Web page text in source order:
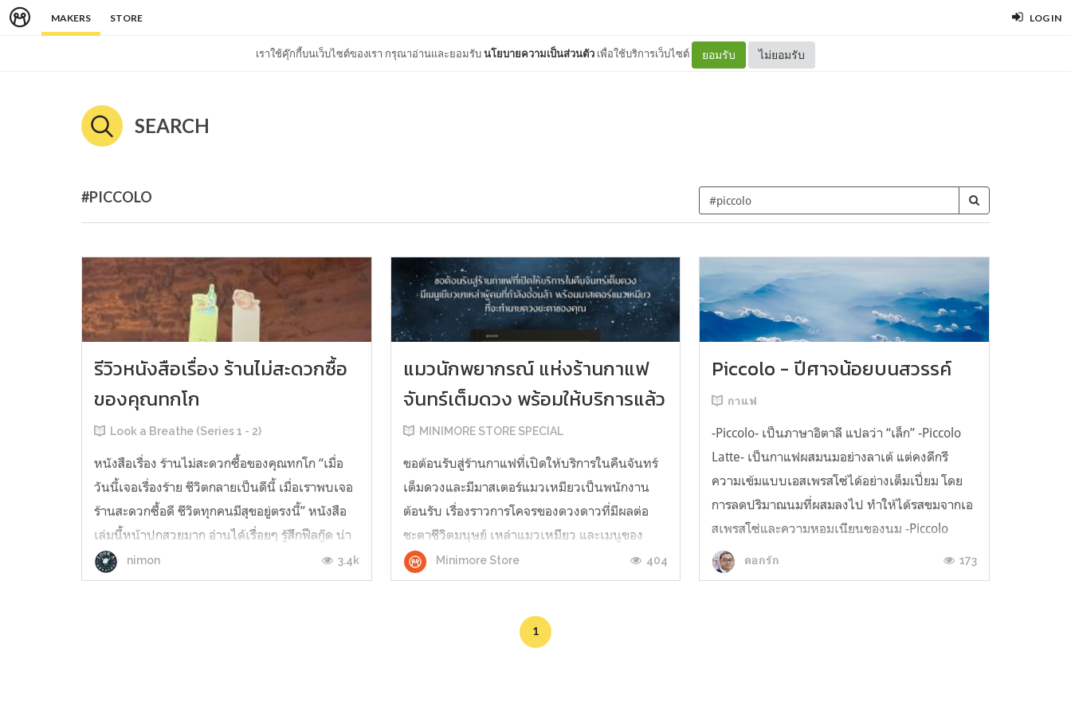
MAKERS STORE LOG IN
เราใช้คุ๊กกี้บนเว็บไซต์ของเรา กรุณาอ่านและยอมรับนโยบายความเป็นส่วนตัว เพื่อใช้บริการเว็บไซต์ ยอมรับ ไม่ยอมรับ
SEARCH
#PICCOLO
รีวิวหนังสือเรื่อง ร้านไม่สะดวกซื้อ
ของคุณทกโก
Look a Breathe (Series 1 - 2)
หนังสือเรื่อง ร้านไม่สะดวกซื้อของคุณทกโก “เมื่อ
วันนี้เจอเรื่องร้าย ชีวิตกลายเป็นดีนี้ เมื่อเราพบเจอ
ร้านสะดวกซื้อดี ชีวิตทุกคนมีสุขอยู่ตรงนี้” หนังสือ
เล่มนี้หน้าปกสวยมาก อ่านได้เรื่อยๆ รู้สึกฟีลกู๊ด น่า
รัก และสนุกกับชีวิตอันหลากหลายคนที่เราค้นหาได้
จากร้านสะดวกซื้อนี้ เวลาเราซื้อของ คนขายหลา...
nimon 3.4k
แมวนักพยากรณ์ แห่งร้านกาแฟ
จันทร์เต็มดวง พร้อมให้บริการแล้ว
MINIMORE STORE SPECIAL
ขอต้อนรับสู่ร้านกาแฟที่เปิดให้บริการในคืนจันทร์
เต็มดวงและมีมาสเตอร์แมวเหมียวเป็นพนักงาน
ต้อนรับ เรื่องราวการโคจรของดวงดาวที่มีผลต่อ
ชะตาชีวิตมนุษย์ เหล่าแมวเหมียว และเมนูของ
หวานที่น่ากินจนน้ำลายสอเข้าไว้ด้วยกันอย่างลงตัว
ได้เช่น แมวนักพยากรณ์แห่งร้านกาแฟจันทร์เต็ม
Minimore Store 404
Piccolo - ปีศาจน้อยบนสวรรค์
กาแฟ
-Piccolo- เป็นภาษาอิตาลี แปลว่า “เล็ก” -Piccolo
Latte- เป็นกาแฟผสมนมอย่างลาเต้ แต่คงดีกรี
ความเข้มแบบเอสเพรสโซ่ได้อย่างเต็มเปี่ยม โดย
การลดปริมาณนมที่ผสมลงไป ทำให้ได้รสขมจากเอ
สเพรสโซ่และความหอมเนียนของนม -Piccolo
Latte- ของร้าน Ristr8to นั้นจัดอยู่ในหมวด Cult
Coffee มีต้นกำเนิดจาก Sydney มีความเข้มขอ...
ดอกรัก 173
1